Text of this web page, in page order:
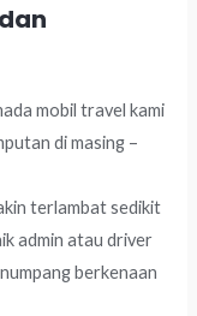
mobil travel kami
di masing –
terlambat sedikit
admin atau driver
berkenaan